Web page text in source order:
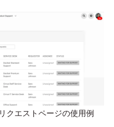
クエストページの使用例